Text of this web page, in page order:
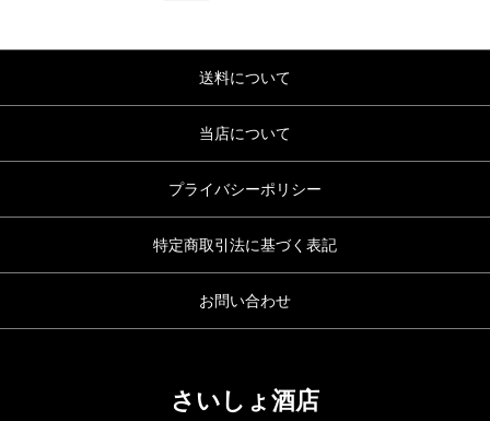
送料について
当店について
プライバシーポリシー
特定商取引法に基づく表記
お問い合わせ
さいしょ酒店